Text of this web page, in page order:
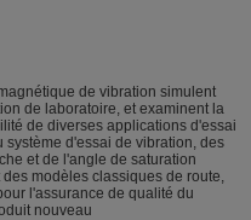
de vibration simulent
de laboratoire, et examinent la
de diverses applications d'essai
d'essai de vibration, des
et de l'angle de saturation
modèles classiques de route,
l'assurance de qualité du
nouveau